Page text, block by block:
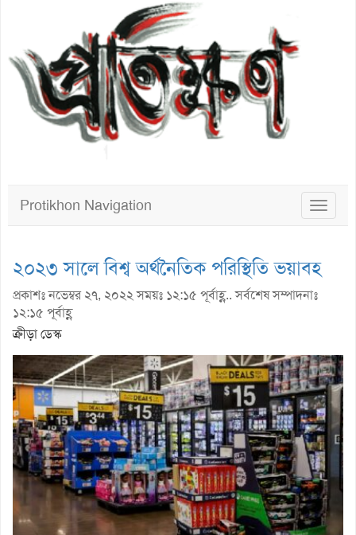
Toggle
Protikhon Navigation
২০২৩ সালে বিশ্ব অর্থনৈতিক পরিস্থিতি ভয়াবহ
প্রকাশঃ নভেম্বর ২৭, ২০২২ সময়ঃ ১২:১৫ পূর্বাহ্ণ.. সর্বশেষ সম্পাদনাঃ
১২:১৫ পূর্বাহ্ণ
ক্রীড়া ডেস্ক